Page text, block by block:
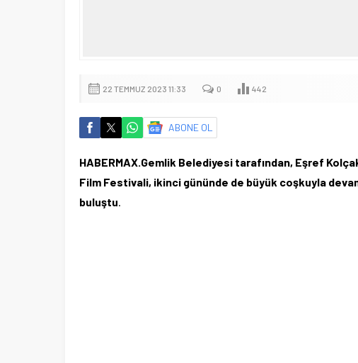
22 TEMMUZ 2023 11:33 0 442
ABONE OL
HABERMAX.Gemlik Belediyesi tarafından, Eşref
Film Festivali, ikinci gününde de büyük coşkuyla
buluştu.